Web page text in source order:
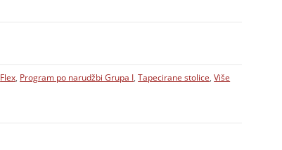
Flex, Program po narudžbi Grupa I,Tapecirane stolice,Više